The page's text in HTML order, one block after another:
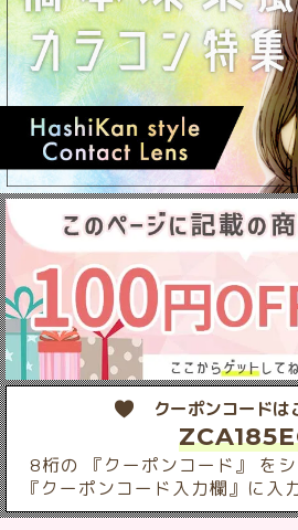
クーポンコードは
8桁の 『クーポンコード』 を
『クーポンコード入力欄』に入